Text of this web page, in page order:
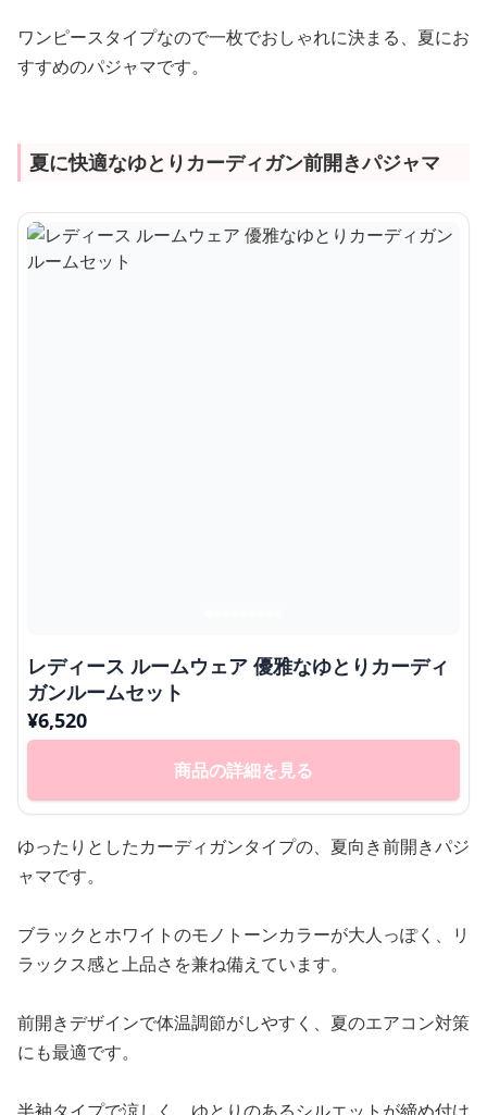
ワンピースタイプなので一枚でおしゃれに決まる、夏にお
すすめのパジャマです。
夏に快適なゆとりカーディガン前開きパジャマ
レディース ルームウェア 優雅なゆとりカーディ
ガンルームセット
¥6,520
商品の詳細を見る
ゆったりとしたカーディガンタイプの、夏向き前開きパジ
ャマです。
ブラックとホワイトのモノトーンカラーが大人っぽく、リ
ラックス感と上品さを兼ね備えています。
前開きデザインで体温調節がしやすく、夏のエアコン対策
にも最適です。